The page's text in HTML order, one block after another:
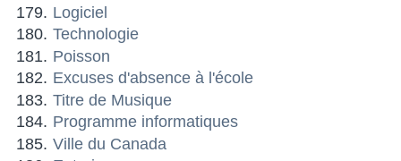
Logiciel
Technologie
Poisson
Excuses d'absence à l'école
Titre de Musique
Programme informatiques
Ville du Canada